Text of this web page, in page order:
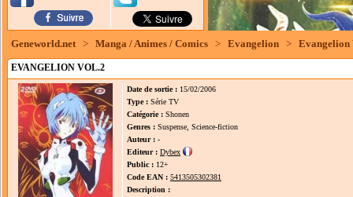
Geneworld.net > Manga / Animes / Comics > Evangelion > Evangelion
EVANGELION VOL.2
Date de sortie : 15/02/2006
Type : Série TV
Catégorie : Shonen
Genres : Suspense, Science-fiction
Auteur : -
Editeur : Dybex
Public : 12+
Code EAN : 5413505302381
Description :